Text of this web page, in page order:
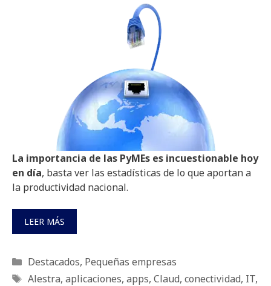
La importancia de las PyMEs es incuestionable hoy
en día, basta ver las estadísticas de lo que aportan a
la productividad nacional.
LEER MÁS
Categorías
Destacados, Pequeñas empresas
Etiquetas
Alestra, aplicaciones, apps, Claud, conectividad, IT,